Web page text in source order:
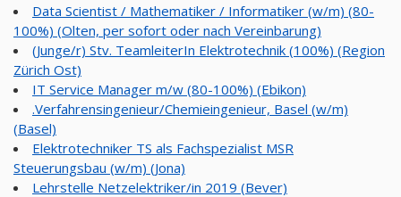
Data Scientist / Mathematiker / Informatiker (w/m) (80-
100%) (Olten, per sofort oder nach Vereinbarung)
(Junge/r) Stv. TeamleiterIn Elektrotechnik (100%) (Region
Zürich Ost)
IT Service Manager m/w (80-100%) (Ebikon)
.Verfahrensingenieur/Chemieingenieur, Basel (w/m)
(Basel)
Elektrotechniker TS als Fachspezialist MSR
Steuerungsbau (w/m) (Jona)
Lehrstelle Netzelektriker/in 2019 (Bever)